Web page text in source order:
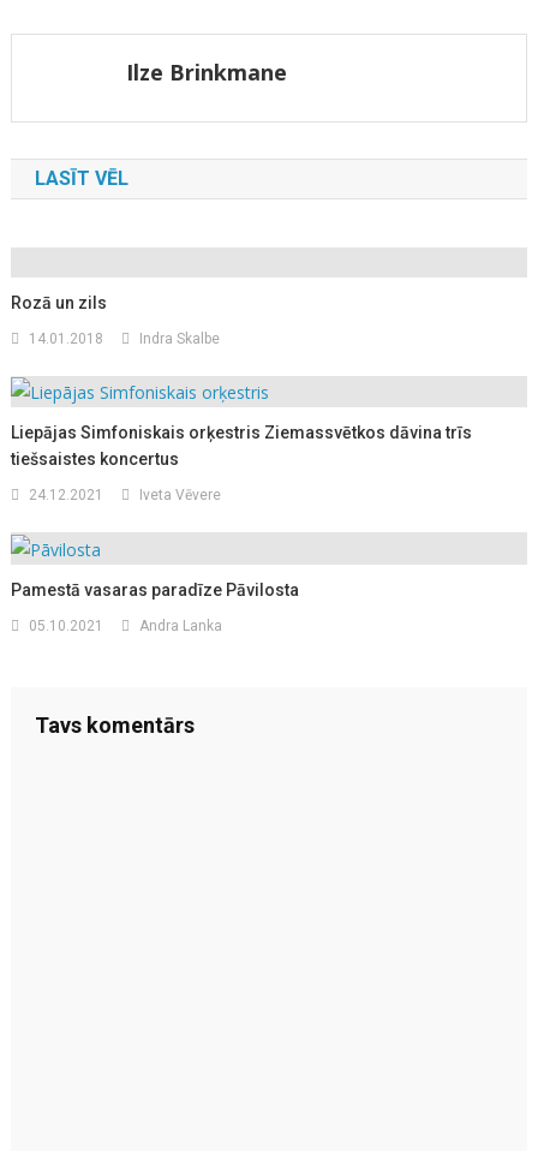
Ilze Brinkmane
LASĪT VĒL
Rozā un zils
14.01.2018 Indra Skalbe
Liepājas Simfoniskais orķestris Ziemassvētkos dāvina trīs
tiešsaistes koncertus
24.12.2021 Iveta Vēvere
Pamestā vasaras paradīze Pāvilosta
05.10.2021 Andra Lanka
Tavs komentārs